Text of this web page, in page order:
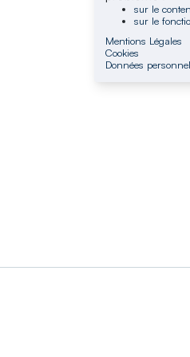
sur le
sur le
Mentions Légales
Cookies
Données